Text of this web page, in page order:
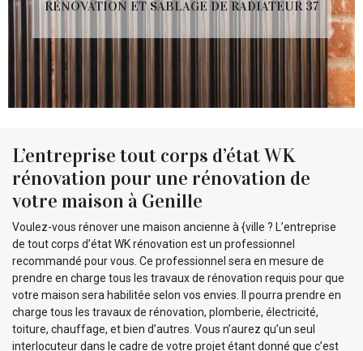
RÉNOVATION ET SABLAGE DE RADIATEUR 37
L’entreprise tout corps d’état WK
rénovation pour une rénovation de
votre maison à Genille
Voulez-vous rénover une maison ancienne à {ville ? L’entreprise
de tout corps d’état WK rénovation est un professionnel
recommandé pour vous. Ce professionnel sera en mesure de
prendre en charge tous les travaux de rénovation requis pour que
votre maison sera habilitée selon vos envies. Il pourra prendre en
charge tous les travaux de rénovation, plomberie, électricité,
toiture, chauffage, et bien d’autres. Vous n’aurez qu’un seul
interlocuteur dans le cadre de votre projet étant donné que c’est